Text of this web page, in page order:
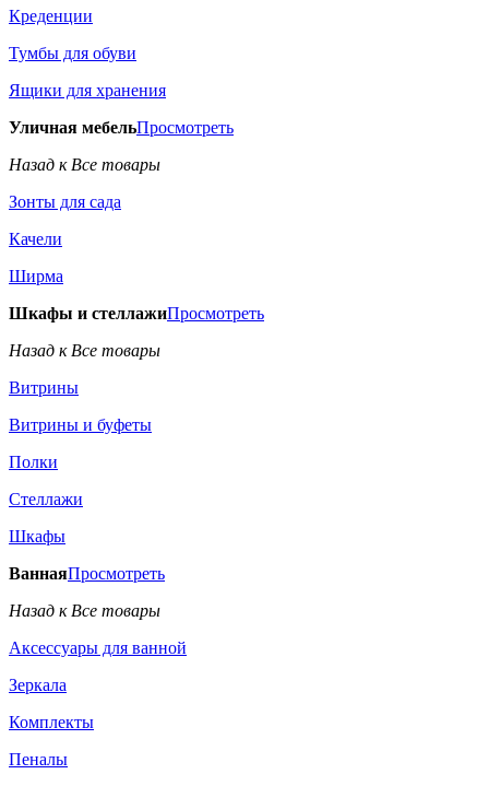
Креденции
Тумбы для обуви
Ящики для хранения
Уличная мебельПросмотреть
Назад к Все товары
Зонты для сада
Качели
Ширма
Шкафы и стеллажиПросмотреть
Назад к Все товары
Витрины
Витрины и буфеты
Полки
Стеллажи
Шкафы
ВаннаяПросмотреть
Назад к Все товары
Аксессуары для ванной
Зеркала
Комплекты
Пеналы